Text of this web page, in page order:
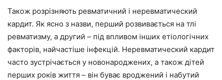
Також розрізняють ревматичний і неревматический
кардит. Як ясно з назви, перший розвивається на тлі
ревматизму, а другий – під впливом інших етіологічних
факторів, найчастіше інфекцій. Неревматический кардит
часто зустрічається у новонароджених, а також дітей
перших років життя – він буває вроджений і набутий